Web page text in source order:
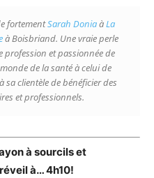
fortementSarah DoniaàLa
à Boisbriand. Une vraie perle
profession et passionnée de
de la santé à celui de
sa clientèle de bénéficier des
et professionnels.
à sourcils et
à… 4h10!